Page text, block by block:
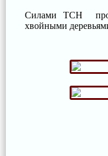
Силами ТСН
хвойными